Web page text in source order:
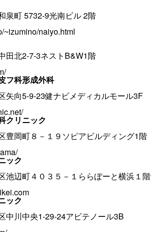
泉町 5732-9光南ビル 2階
~izumino/naiyo.html
田北2-7-3ネストB&W1階
フ科形成外科
矢向5-9-23健ナビメディカルモール3F
クリニック
豊岡町８－１９ソピアビルディング1階
ック
池辺町４０３５－１ららぽーと横浜１階
ック
中川中央1-29-24アビテノール3B